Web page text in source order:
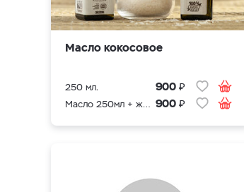
Масло кокосовое
250 мл. 900 ₽
Масло 250мл + жмых в подарок 900 ₽